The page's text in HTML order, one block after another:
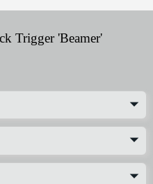
Trigger 'Beamer'